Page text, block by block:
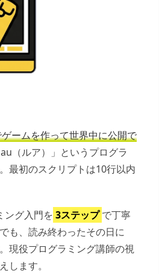
ームを作って世界中に公開で
（ルア）」というプログラ
最初のスクリプトは10行以内
ング入門を 3ステップ で丁寧
も、読み終わったその日に
現役プログラミング講師の視
します。